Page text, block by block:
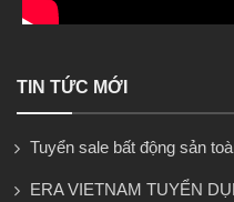
TIN TỨC MỚI
Tuyển sale bất động sản
ERA VIETNAM TUYỂN